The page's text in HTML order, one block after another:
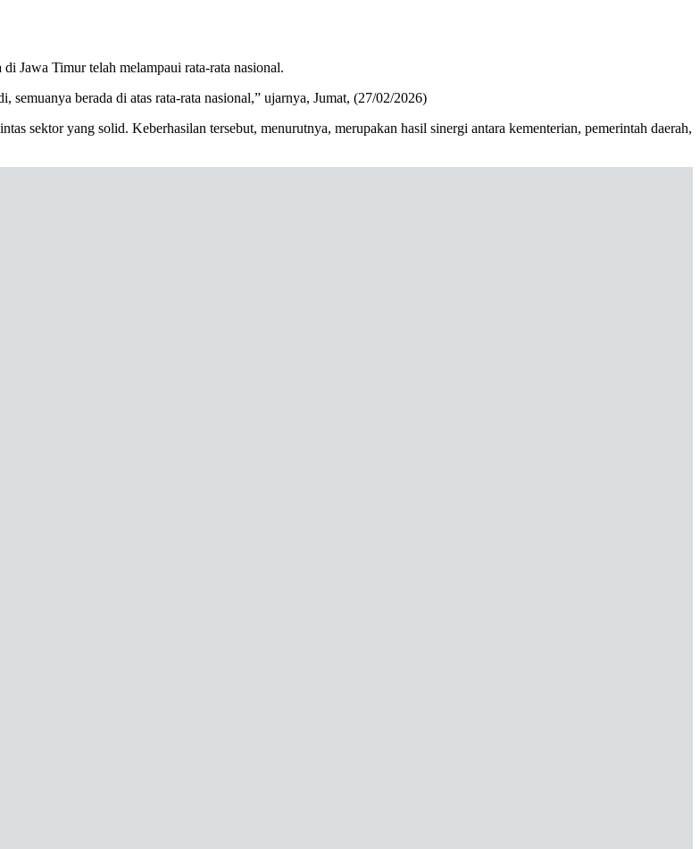
Jawa Timur telah melampaui rata-rata nasional.
semuanya berada di atas rata-rata nasional,” ujarnya, Jumat, (27/02/2026)
sektor yang solid. Keberhasilan tersebut, menurutnya, merupakan hasil sinergi antara kementerian, pemerintah daerah,